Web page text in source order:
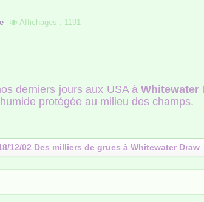
Affichages : 1191
derniers jours aux USA àWhitewater
protégée au milieu des champs.
12/02 Des milliers de grues à Whitewater Draw